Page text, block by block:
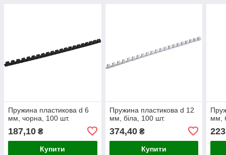
Пружина пластикова d 6
мм, чорна, 100 шт.
187,10 ₴
Купити
Пружина пластикова d 12
мм, біла, 100 шт.
374,40₴
Купити
мм,